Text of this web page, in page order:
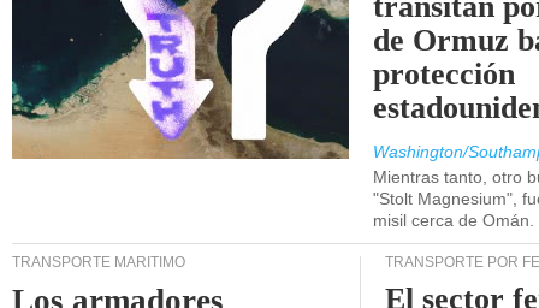
de Ormuz
protección
Washington/
Mientras tanto, otro
"Stolt Magnesium",
misil cerca de Omán.
TRANSPORTE MARÍTIMO
Los armadores
TRANSPORTE POR
El sector